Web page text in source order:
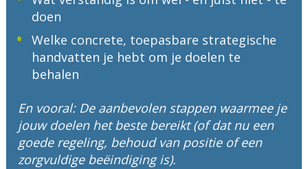
doen
Welke concrete, toepasbare strategische
handvatten je hebt om je doelen te
behalen
En vooral: De aanbevolen stappen waarmee je
jouw doelen het beste bereikt (of dat nu een
goede regeling, behoud van positie of een
zorgvuldige beëindiging is).